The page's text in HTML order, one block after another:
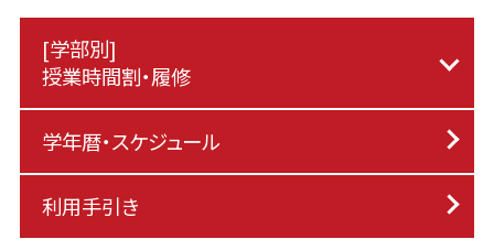
[学部別]
授業時間割・履修
学年暦・スケジュール
利用手引き